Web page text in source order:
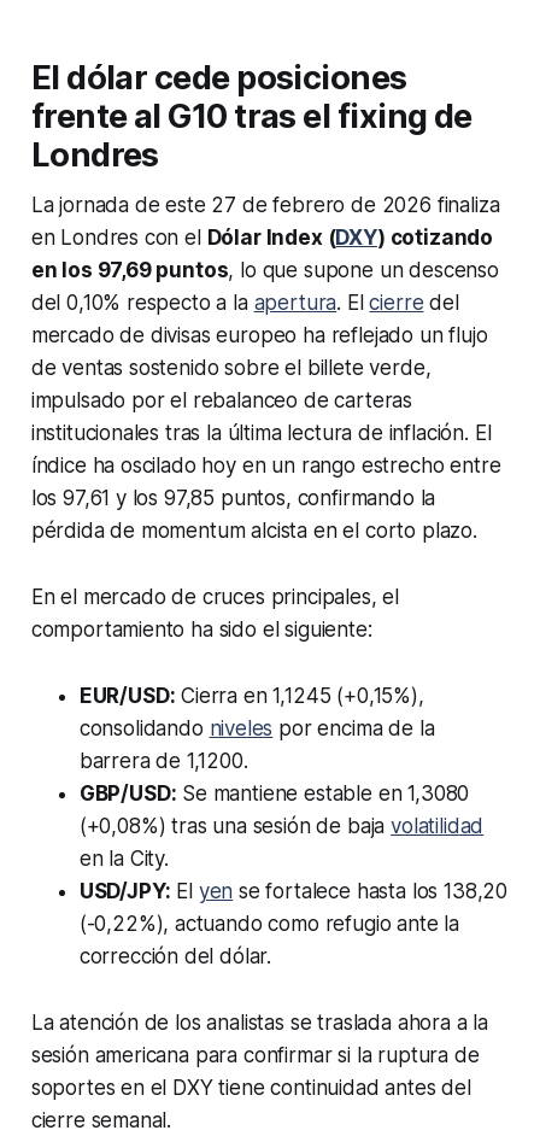
El dólar cede posiciones
frente al G10 tras el fixing de
Londres
La jornada de este 27 de febrero de 2026 finaliza
en Londres con el
Dólar Index (DXY) cotizando
en los 97,69 puntos, lo que supone un descenso
del 0,10% respecto a la apertura. Elcierre del
mercado de divisas europeo ha reflejado un flujo
de ventas sostenido sobre el billete verde,
impulsado por el rebalanceo de carteras
institucionales tras la última lectura de inflación. El
índice ha oscilado hoy en un rango estrecho entre
los 97,61 y los 97,85 puntos, confirmando la
pérdida de momentum alcista en el corto plazo.
En el mercado de cruces principales, el
comportamiento ha sido el siguiente:
EUR/USD: Cierra en 1,1245 (+0,15%),
consolidando niveles por encima de la
barrera de 1,1200.
GBP/USD: Se mantiene estable en 1,3080
(+0,08%) tras una sesión de bajavolatilidad
en la City.
USD/JPY: El yen se fortalece hasta los 138,20
(-0,22%), actuando como refugio ante la
corrección del dólar.
La atención de los analistas se traslada ahora a la
sesión americana para confirmar si la ruptura de
soportes en el DXY tiene continuidad antes del
cierre semanal.